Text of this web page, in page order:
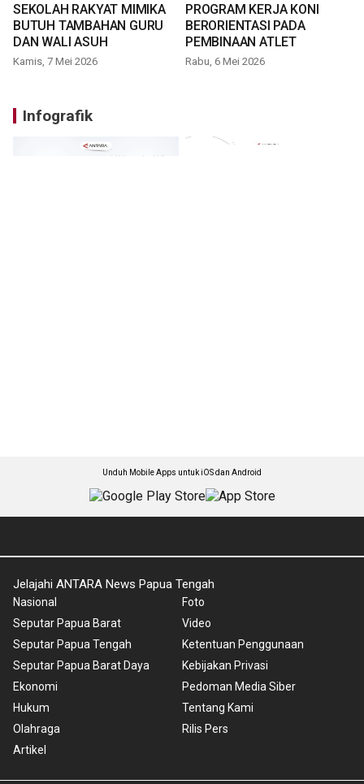
SEKOLAH RAKYAT MIMIKA
BUTUH TAMBAHAN GURU
DAN WALI ASUH
Kamis, 7 Mei 2026
PROGRAM KERJA KONI
BERORIENTASI PADA
PEMBINAAN ATLET
Rabu, 6 Mei 2026
Infografik
Unduh Mobile Apps untuk iOS dan Android
Jelajahi ANTARA News Papua Tengah
Nasional
Seputar Papua Barat
Seputar Papua Tengah
Seputar Papua Barat Daya
Ekonomi
Hukum
Olahraga
Artikel
Foto
Video
Ketentuan Penggunaan
Kebijakan Privasi
Pedoman Media Siber
Tentang Kami
Rilis Pers